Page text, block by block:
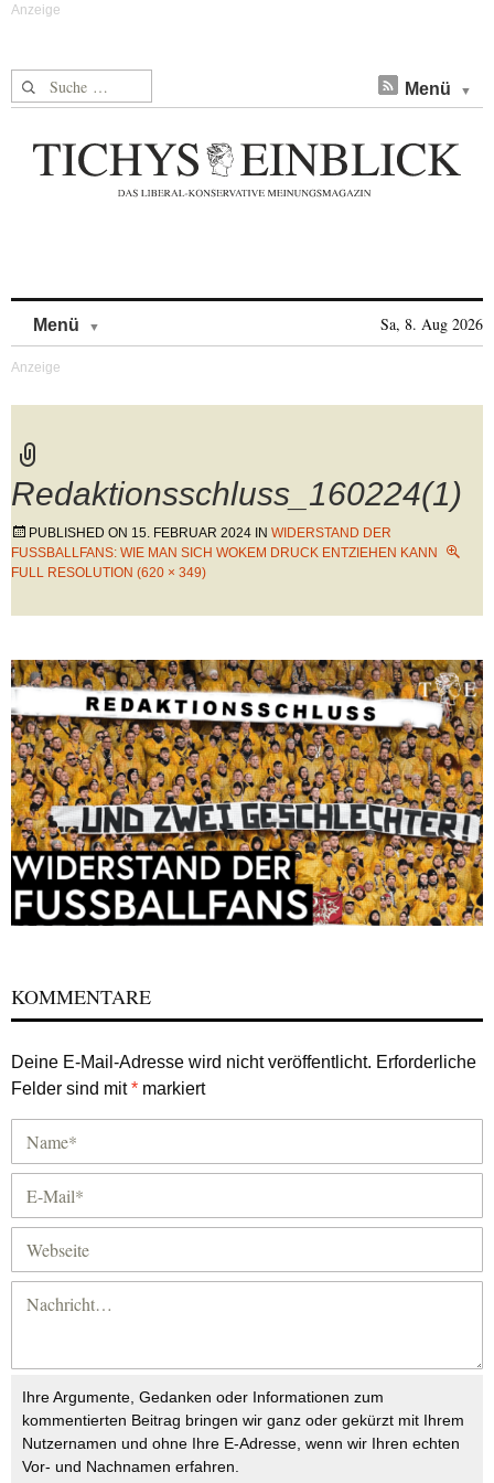
Suche nach: Menü
Menü Sa, 8. Aug 2026
Redaktionsschluss_160224(1)
PUBLISHED ON 15. FEBRUAR 2024 IN WIDERSTAND DER
FUSSBALLFANS: WIE MAN SICH WOKEM DRUCK ENTZIEHEN KANN
FULL RESOLUTION (620 × 349)
KOMMENTARE
Deine E-Mail-Adresse wird nicht veröffentlicht. Erforderliche
Felder sind mit* markiert
Ihre Argumente, Gedanken oder Informationen zum
kommentierten Beitrag bringen wir ganz oder gekürzt mit Ihrem
Nutzernamen und ohne Ihre E-Adresse, wenn wir Ihren echten
Vor- und Nachnamen erfahren.